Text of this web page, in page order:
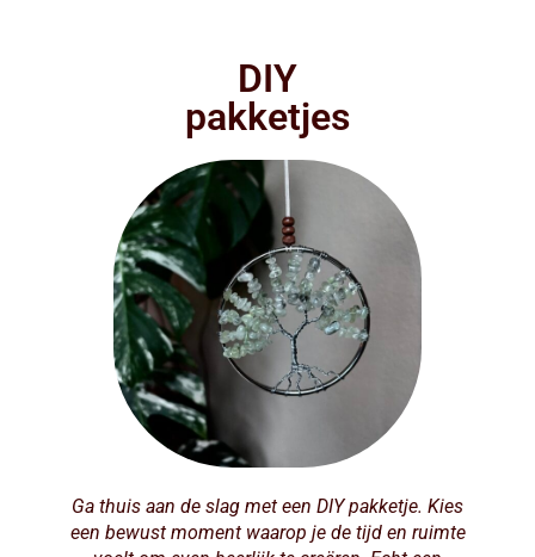
DIY
pakketjes
Ga thuis aan de slag met een DIY pakketje. Kies
een bewust moment waarop je de tijd en ruimte